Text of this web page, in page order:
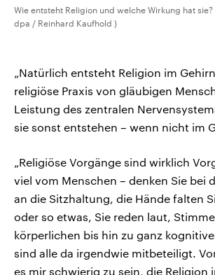
Wie entsteht Religion und welche Wirkung hat
dpa / Reinhard Kaufhold )
„Natürlich entsteht Religion im
religiöse Praxis von gläubigen
Leistung des zentralen
sie sonst entstehen – wenn nicht im
„Religiöse Vorgänge sind wirklich
viel vom Menschen – denken Sie bei
an die Sitzhaltung, die Hände falten
oder so etwas, Sie reden laut,
körperlichen bis hin zu ganz
sind alle da irgendwie mitbeteiligt.
es mir schwierig zu sein, die Religion